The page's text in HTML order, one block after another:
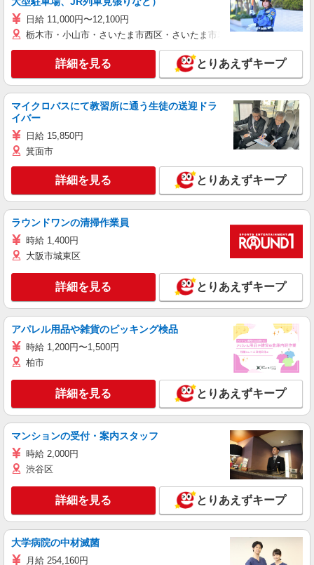
日給 11,000円〜12,100円
栃木市・小山市・さいたま市西区・さいたま市岩槻区・久喜市・蓮田
詳細を見る とりあえずキープ
マイクロバスにて教習所に通う生徒の送迎ドラ
イバー
日給 15,850円
箕面市
詳細を見る とりあえずキープ
ラウンドワンの清掃作業員
時給 1,400円
大阪市城東区
詳細を見る とりあえずキープ
アパレル用品や雑貨のピッキング検品
時給 1,200円〜1,500円
柏市
詳細を見る とりあえずキープ
マンションの受付・案内スタッフ
時給 2,000円
渋谷区
詳細を見る とりあえずキープ
大学病院の中材滅菌
月給 254,160円